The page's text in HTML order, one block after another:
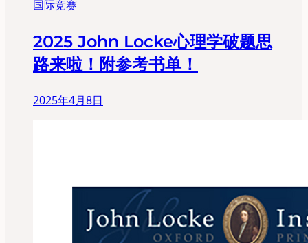
国际竞赛
2025 John Locke心理学破题思
路来啦！附参考书单！
2025年4月8日